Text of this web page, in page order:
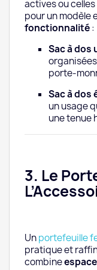
actives ou
pour un modèle
fonctionnalité:
Sac à dos
porte-
Sac à dos
un usage
une tenue
3. Le
Unportefeuille
pratique et
combine